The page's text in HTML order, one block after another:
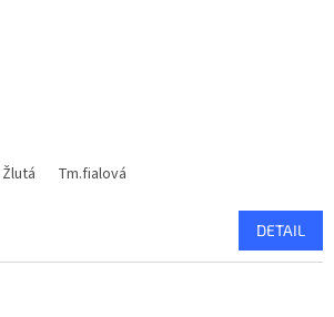
Žlutá
Tm.fialová
DETAIL